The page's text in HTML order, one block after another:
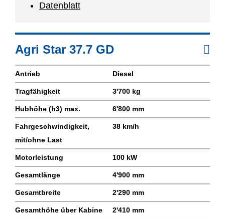
Datenblatt
Agri Star 37.7 GD
Antrieb Diesel
Tragfähigkeit 3'700 kg
Hubhöhe (h3) max. 6'800 mm
Fahrgeschwindigkeit,
mit/ohne Last
38 km/h
Motorleistung 100 kW
Gesamtlänge 4'900 mm
Gesamtbreite 2'290 mm
Gesamthöhe über Kabine 2'410 mm